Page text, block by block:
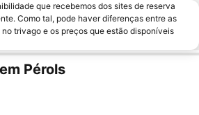
que recebemos dos sites de reserva
Como tal, pode haver diferenças entre as
trivago e os preços que estão disponíveis
Pérols